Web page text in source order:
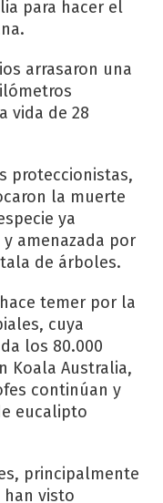
para hacer el
arrasaron una
vida de 28
proteccionistas,
la muerte
ya
amenazada por
de árboles.
temer por la
cuya
los 80.000
Koala Australia,
continúan y
eucalipto
principalmente
han visto